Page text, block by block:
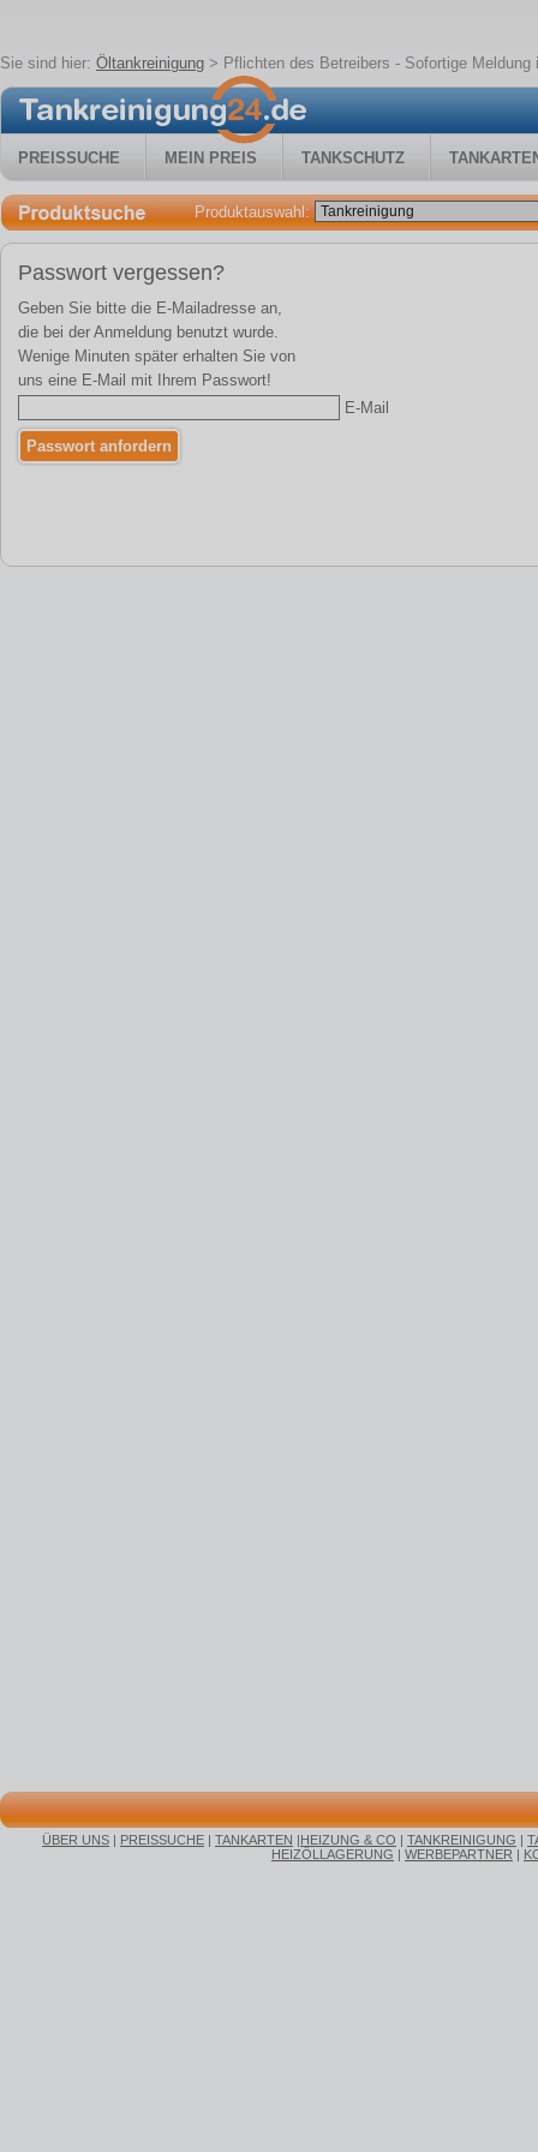
Sie sind hier: Öltankreinigung > Pflichten des Betreibers - Sofortige Meldung
PREISSUCHE MEIN PREIS TANKSCHUTZ
Produktauswahl:
Passwort vergessen?
Geben Sie bitte die E-Mailadresse an,
die bei der Anmeldung benutzt wurde.
Wenige Minuten später erhalten Sie von
uns eine E-Mail mit Ihrem Passwort!
E-Mail
ÜBER UNS | PREISSUCHE | TANKARTEN |HEIZUNG & CO | TANKREINIGUNG |
HEIZÖLLAGERUNG | WERBEPARTNER |